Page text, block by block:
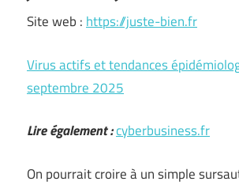
Site web : https://juste-bien.fr
Virus actifs et tendances
septembre 2025
Lire également :cyberbusiness.fr
On pourrait croire à un simple